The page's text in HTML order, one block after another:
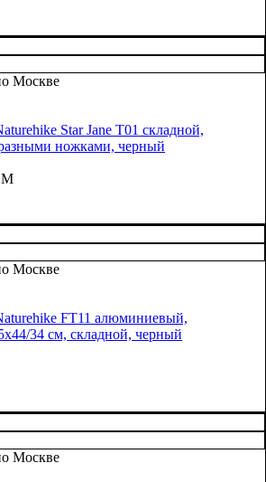
Москве
Star Jane T01 складной,
ножками, черный
Москве
FT11 алюминиевый,
34 см, складной, черный
Москве